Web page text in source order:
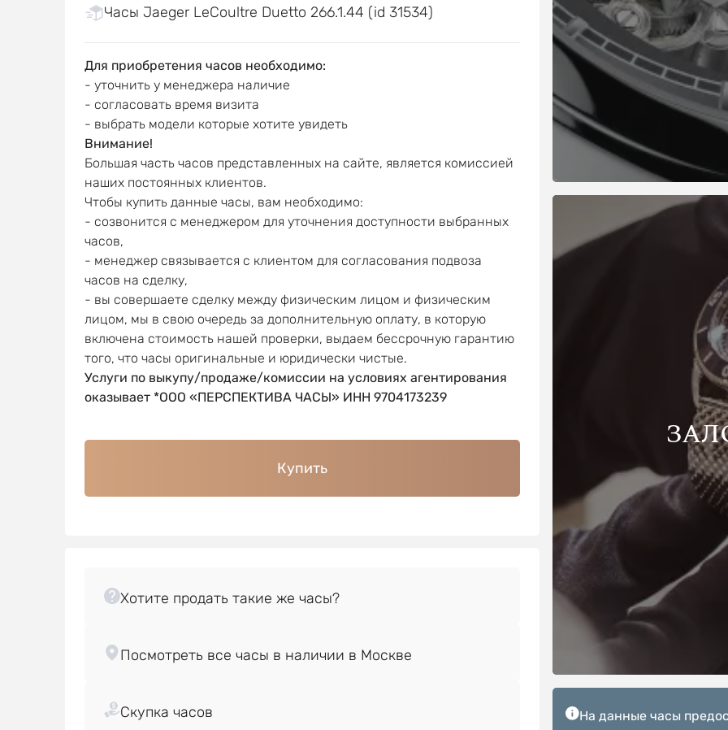
Часы Jaeger LeCoultre Duetto 266.1.44 (id 31534)
Для приобретения часов необходимо:
- уточнить у менеджера наличие
- согласовать время визита
- выбрать модели которые хотите увидеть
Внимание!
Большая часть часов представленных на сайте, является комиссией
наших постоянных клиентов.
Чтобы купить данные часы, вам необходимо:
- созвонится с менеджером для уточнения доступности выбранных
часов,
- менеджер связывается с клиентом для согласования подвоза
часов на сделку,
- вы совершаете сделку между физическим лицом и физическим
лицом, мы в свою очередь за дополнительную оплату, в которую
включена стоимость нашей проверки, выдаем бессрочную гарантию
того, что часы оригинальные и юридически чистые.
Услуги по выкупу/продаже/комиссии на условиях агентирования
оказывает *ООО «ПЕРСПЕКТИВА ЧАСЫ» ИНН 9704173239
Купить
Хотите продать такие же часы?
На данные часы